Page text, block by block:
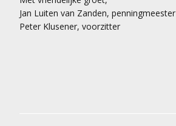
Jan Luiten van Zanden, penningmeester
Peter Klusener, voorzitter